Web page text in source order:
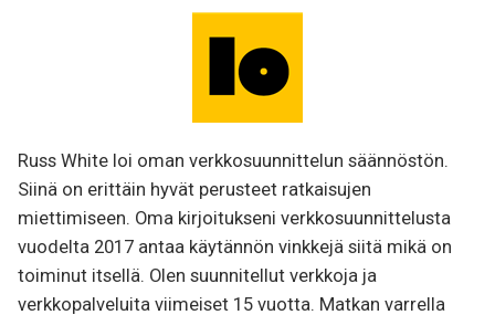
Russ White loi oman verkkosuunnittelun säännöstön.
Siinä on erittäin hyvät perusteet ratkaisujen
miettimiseen. Oma kirjoitukseni verkkosuunnittelusta
vuodelta 2017 antaa käytännön vinkkejä siitä mikä on
toiminut itsellä. Olen suunnitellut verkkoja ja
verkkopalveluita viimeiset 15 vuotta. Matkan varrella